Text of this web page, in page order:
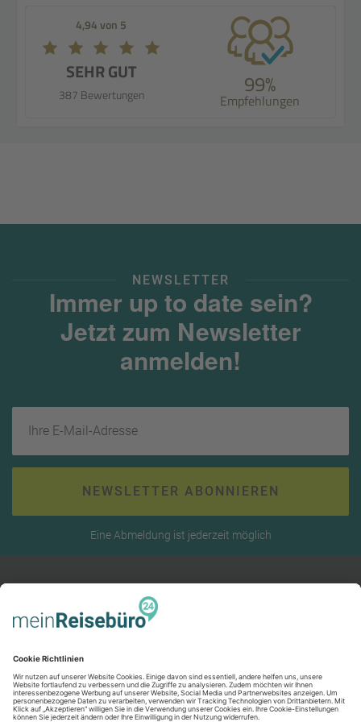
4,94 von 5
SEHR GUT
387 Bewertungen 99%
Empfehlungen
NEWSLETTER
Immer up to date sein?
Jetzt zum Newsletter
anmelden!
NEWSLETTER ABONNIEREN
Eine Abmeldung ist jederzeit möglich
RECHTLICHES
Datenschutz
Impressum
SERVICE
Unsere Partner
Kontakt